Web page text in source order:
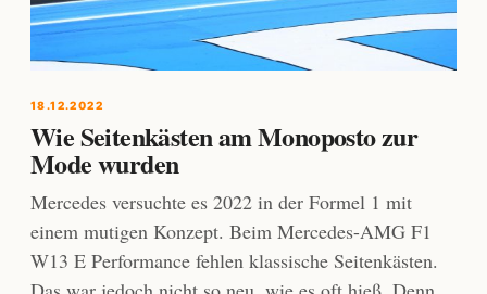
18.12.2022
Wie Seitenkästen am Monoposto zur
Mode wurden
Mercedes versuchte es 2022 in der Formel 1 mit
einem mutigen Konzept. Beim Mercedes-AMG F1
W13 E Performance fehlen klassische Seitenkästen.